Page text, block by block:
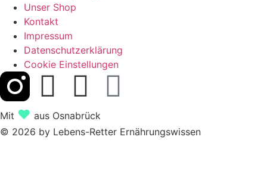
Unser Shop
Kontakt
Impressum
Datenschutzerklärung
Cookie Einstellungen
Mit ♥︎ aus Osnabrück
© 2026 by Lebens-Retter Ernährungswissen